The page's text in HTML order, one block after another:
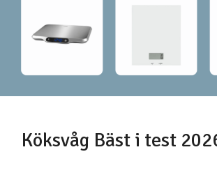
Köksvåg Bäst i test